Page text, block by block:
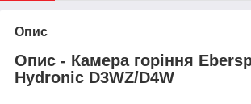
Опис
Опис - Камера горіння
Hydronic D3WZ/D4W